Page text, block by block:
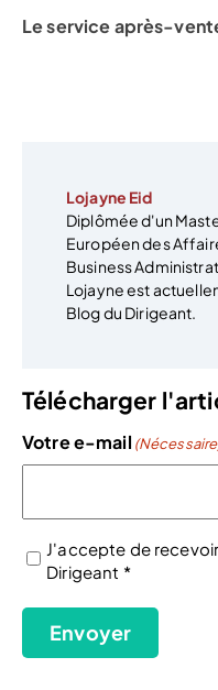
Le service après-
Lojayne Eid
Diplômée d'un
Européen des
Business
Lojayne est
Blog du Dirigeant.
Télécharger
Votre e-mail
(Nécessaire)
J'accepte de
Dirigeant *
Envoyer